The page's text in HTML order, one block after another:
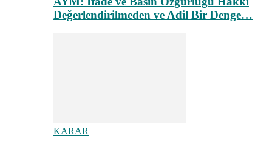
Değerlendirilmeden ve Adil Bir Denge…
KARAR